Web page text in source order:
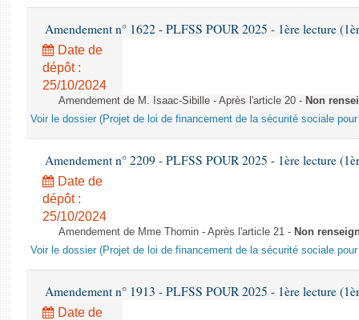
Amendement n° 1622 - PLFSS POUR 2025 - 1ère lecture
Date de
dépôt :
25/10/2024
Amendement de M. Isaac-Sibille - Après l'article 20 - Non
Voir le dossier (Projet de loi de financement de la sécurité sociale pour
Amendement n° 2209 - PLFSS POUR 2025 - 1ère lecture
Date de
dépôt :
25/10/2024
Amendement de Mme Thomin - Après l'article 21 - Non
Voir le dossier (Projet de loi de financement de la sécurité sociale pour
Amendement n° 1913 - PLFSS POUR 2025 - 1ère lecture
Date de